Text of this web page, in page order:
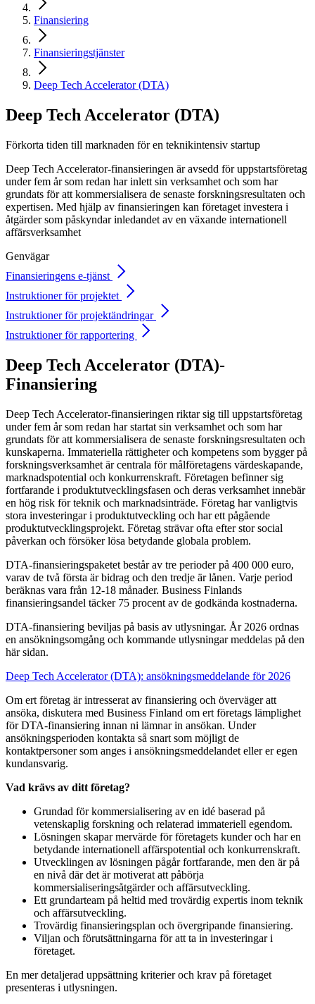
Finansiering
Finansieringstjänster
Deep Tech Accelerator (DTA)
Deep Tech Accelerator (DTA)
Förkorta tiden till marknaden för en teknikintensiv startup
Deep Tech Accelerator-finansieringen är avsedd för uppstartsföretag
under fem år som redan har inlett sin verksamhet och som har
grundats för att kommersialisera de senaste forskningsresultaten och
expertisen. Med hjälp av finansieringen kan företaget investera i
åtgärder som påskyndar inledandet av en växande internationell
affärsverksamhet
Genvägar
Finansieringens e-tjänst
Instruktioner för projektet
Instruktioner för projektändringar
Instruktioner för rapportering
Deep Tech Accelerator (DTA)-
Finansiering
Deep Tech Accelerator-finansieringen riktar sig till uppstartsföretag
under fem år som redan har startat sin verksamhet och som har
grundats för att kommersialisera de senaste forskningsresultaten och
kunskaperna. Immateriella rättigheter och kompetens som bygger på
forskningsverksamhet är centrala för målföretagens värdeskapande,
marknadspotential och konkurrenskraft. Företagen befinner sig
fortfarande i produktutvecklingsfasen och deras verksamhet innebär
en hög risk för teknik och marknadsinträde. Företag har vanligtvis
stora investeringar i produktutveckling och har ett pågående
produktutvecklingsprojekt. Företag strävar ofta efter stor social
påverkan och försöker lösa betydande globala problem.
DTA-finansieringspaketet består av tre perioder på 400 000 euro,
varav de två första är bidrag och den tredje är lånen. Varje period
beräknas vara från 12-18 månader. Business Finlands
finansieringsandel täcker 75 procent av de godkända kostnaderna.
DTA-finansiering beviljas på basis av utlysningar. År 2026 ordnas
en ansökningsomgång och kommande utlysningar meddelas på den
här sidan.
Deep Tech Accelerator (DTA): ansökningsmeddelande för 2026
Om ert företag är intresserat av finansiering och överväger att
ansöka, diskutera med Business Finland om ert företags lämplighet
för DTA-finansiering innan ni lämnar in ansökan. Under
ansökningsperioden kontakta så snart som möjligt de
kontaktpersoner som anges i ansökningsmeddelandet eller er egen
kundansvarig.
Vad krävs av ditt företag?
Grundad för kommersialisering av en idé baserad på
vetenskaplig forskning och relaterad immateriell egendom.
Lösningen skapar mervärde för företagets kunder och har en
betydande internationell affärspotential och konkurrenskraft.
Utvecklingen av lösningen pågår fortfarande, men den är på
en nivå där det är motiverat att påbörja
kommersialiseringsåtgärder och affärsutveckling.
Ett grundarteam på heltid med trovärdig expertis inom teknik
och affärsutveckling.
Trovärdig finansieringsplan och övergripande finansiering.
Viljan och förutsättningarna för att ta in investeringar i
företaget.
En mer detaljerad uppsättning kriterier och krav på företaget
presenteras i utlysningen.